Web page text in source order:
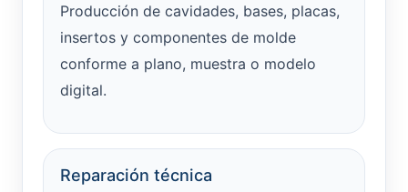
Producción de cavidades, bases, placas,
insertos y componentes de molde
conforme a plano, muestra o modelo
digital.
Reparación técnica